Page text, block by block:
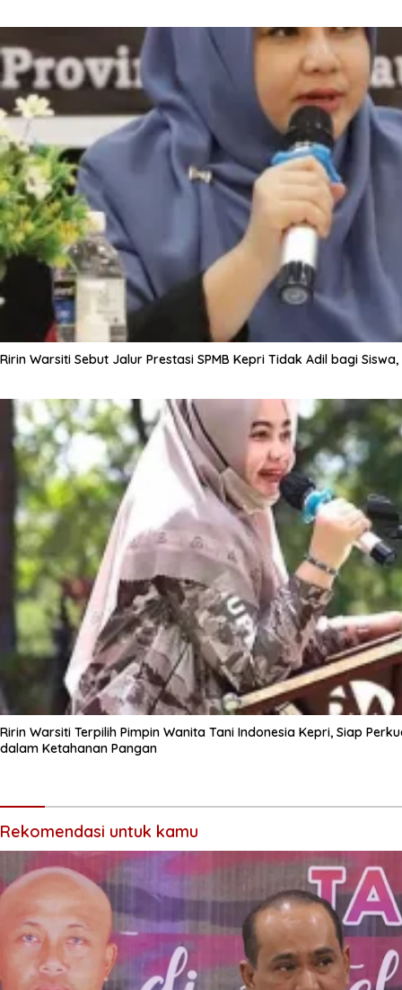
Ririn Warsiti Sebut Jalur Prestasi SPMB Kepri Tidak Adil bagi
Ririn Warsiti Terpilih Pimpin Wanita Tani Indonesia Kepri, Siap
dalam Ketahanan Pangan
Rekomendasi untuk kamu